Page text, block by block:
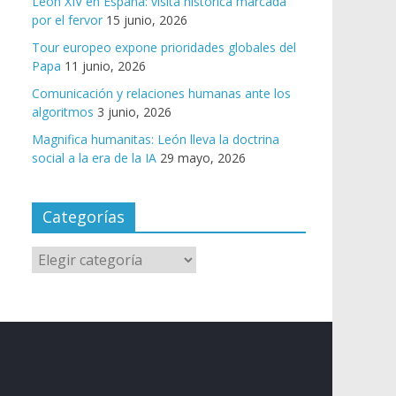
por el fervor 15 junio, 2026
Tour europeo expone prioridades globales del
Papa 11 junio, 2026
Comunicación y relaciones humanas ante los
algoritmos 3 junio, 2026
Magnifica humanitas: León lleva la doctrina
social a la era de la IA 29 mayo, 2026
Categorías